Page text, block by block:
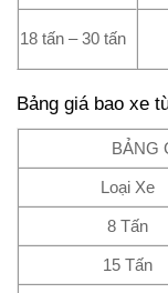
18 tấn – 30 tấn
Bảng giá bao xe
BẢNG
Loại Xe
8 Tấn
15 Tấn